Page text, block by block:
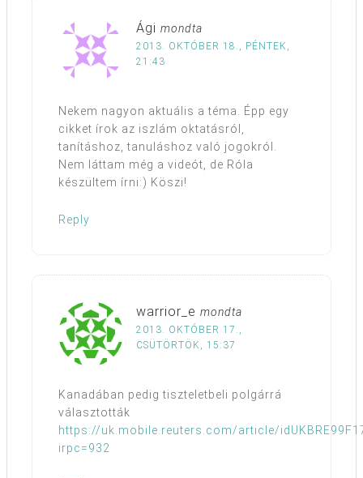
Ági mondta
2013. OKTÓBER 18., PÉNTEK,
21:43
Nekem nagyon aktuális a téma. Épp egy
cikket írok az iszlám oktatásról,
tanításhoz, tanuláshoz való jogokról.
Nem láttam még a videót, de Róla
készültem írni:) Köszi!
Reply
warrior_e mondta
2013. OKTÓBER 17.,
CSÜTÖRTÖK, 15:37
Kanadában pedig tiszteletbeli polgárrá
választották
https://uk.mobile.reuters.com/article/
irpc=932